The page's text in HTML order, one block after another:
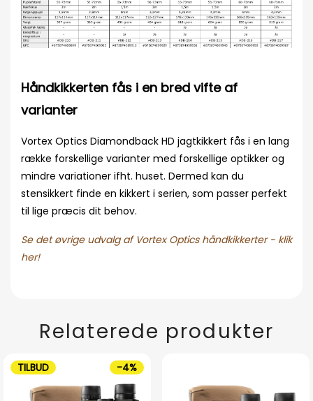
Håndkikkerten fås i en bred vifte af
varianter
Vortex Optics Diamondback HD jagtkikkert fås i en lang
række forskellige varianter med forskellige optikker og
mindre variationer ifht. huset. Dermed kan du
stensikkert finde en kikkert i serien, som passer perfekt
til lige præcis dit behov.
Se det øvrige udvalg af Vortex Optics håndkikkerter - klik
her!
Relaterede produkter
TILBUD -4%